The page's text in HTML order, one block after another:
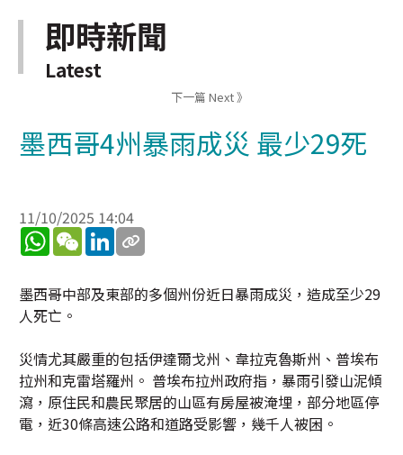
即時新聞
Latest
下一篇 Next 》
墨西哥4州暴雨成災 最少29死
11/10/2025 14:04
WhatsApp
WeChatLinkedIn
墨西哥中部及東部的多個州份近日暴雨成災，造成至少29
人死亡。
災情尤其嚴重的包括伊達爾戈州、韋拉克魯斯州、普埃布
拉州和克雷塔羅州。 普埃布拉州政府指，暴雨引發山泥傾
瀉，原住民和農民聚居的山區有房屋被淹埋，部分地區停
電，近30條高速公路和道路受影響，幾千人被困。